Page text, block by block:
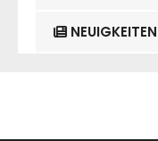
NEUIGKEITEN